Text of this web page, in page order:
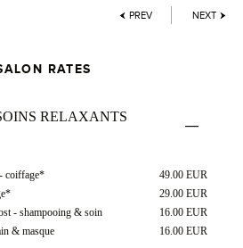
PREV NEXT
RATES
RELAXANTS
coiffage*
49.00 EUR
29.00 EUR
- shampooing & soin
16.00 EUR
& masque
16.00 EUR